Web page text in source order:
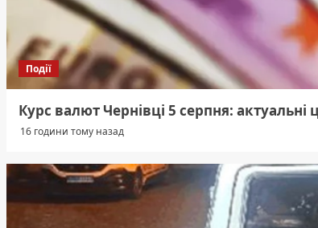
Події
Курс валют Чернівці 5 серпня: актуальні
16 години тому назад